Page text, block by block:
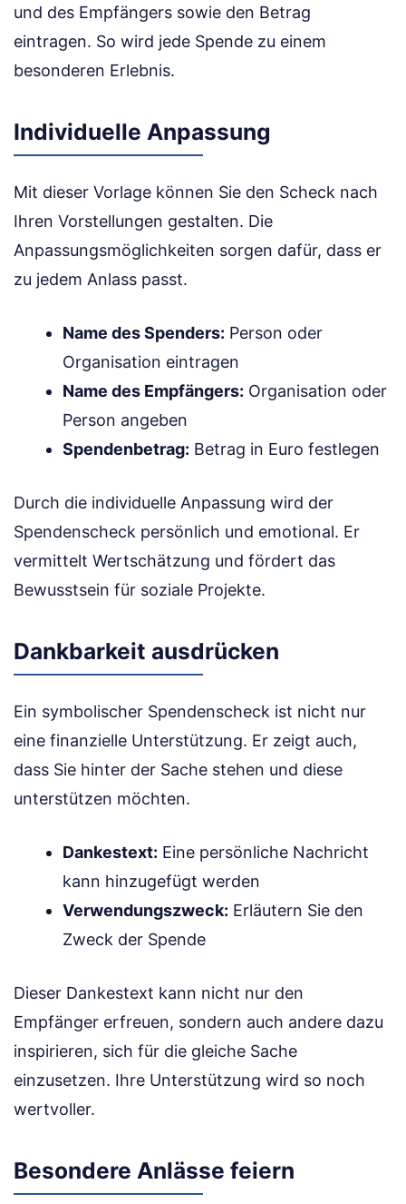
und des Empfängers sowie den Betrag
eintragen. So wird jede Spende zu einem
besonderen Erlebnis.
Individuelle Anpassung
Mit dieser Vorlage können Sie den Scheck nach
Ihren Vorstellungen gestalten. Die
Anpassungsmöglichkeiten sorgen dafür, dass er
zu jedem Anlass passt.
Name des Spenders: Person oder
Organisation eintragen
Name des Empfängers: Organisation oder
Person angeben
Spendenbetrag: Betrag in Euro festlegen
Durch die individuelle Anpassung wird der
Spendenscheck persönlich und emotional. Er
vermittelt Wertschätzung und fördert das
Bewusstsein für soziale Projekte.
Dankbarkeit ausdrücken
Ein symbolischer Spendenscheck ist nicht nur
eine finanzielle Unterstützung. Er zeigt auch,
dass Sie hinter der Sache stehen und diese
unterstützen möchten.
Dankestext: Eine persönliche Nachricht
kann hinzugefügt werden
Verwendungszweck: Erläutern Sie den
Zweck der Spende
Dieser Dankestext kann nicht nur den
Empfänger erfreuen, sondern auch andere dazu
inspirieren, sich für die gleiche Sache
einzusetzen. Ihre Unterstützung wird so noch
wertvoller.
Besondere Anlässe feiern